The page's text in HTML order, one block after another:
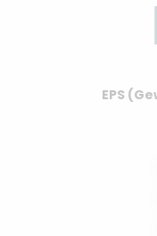
EPS